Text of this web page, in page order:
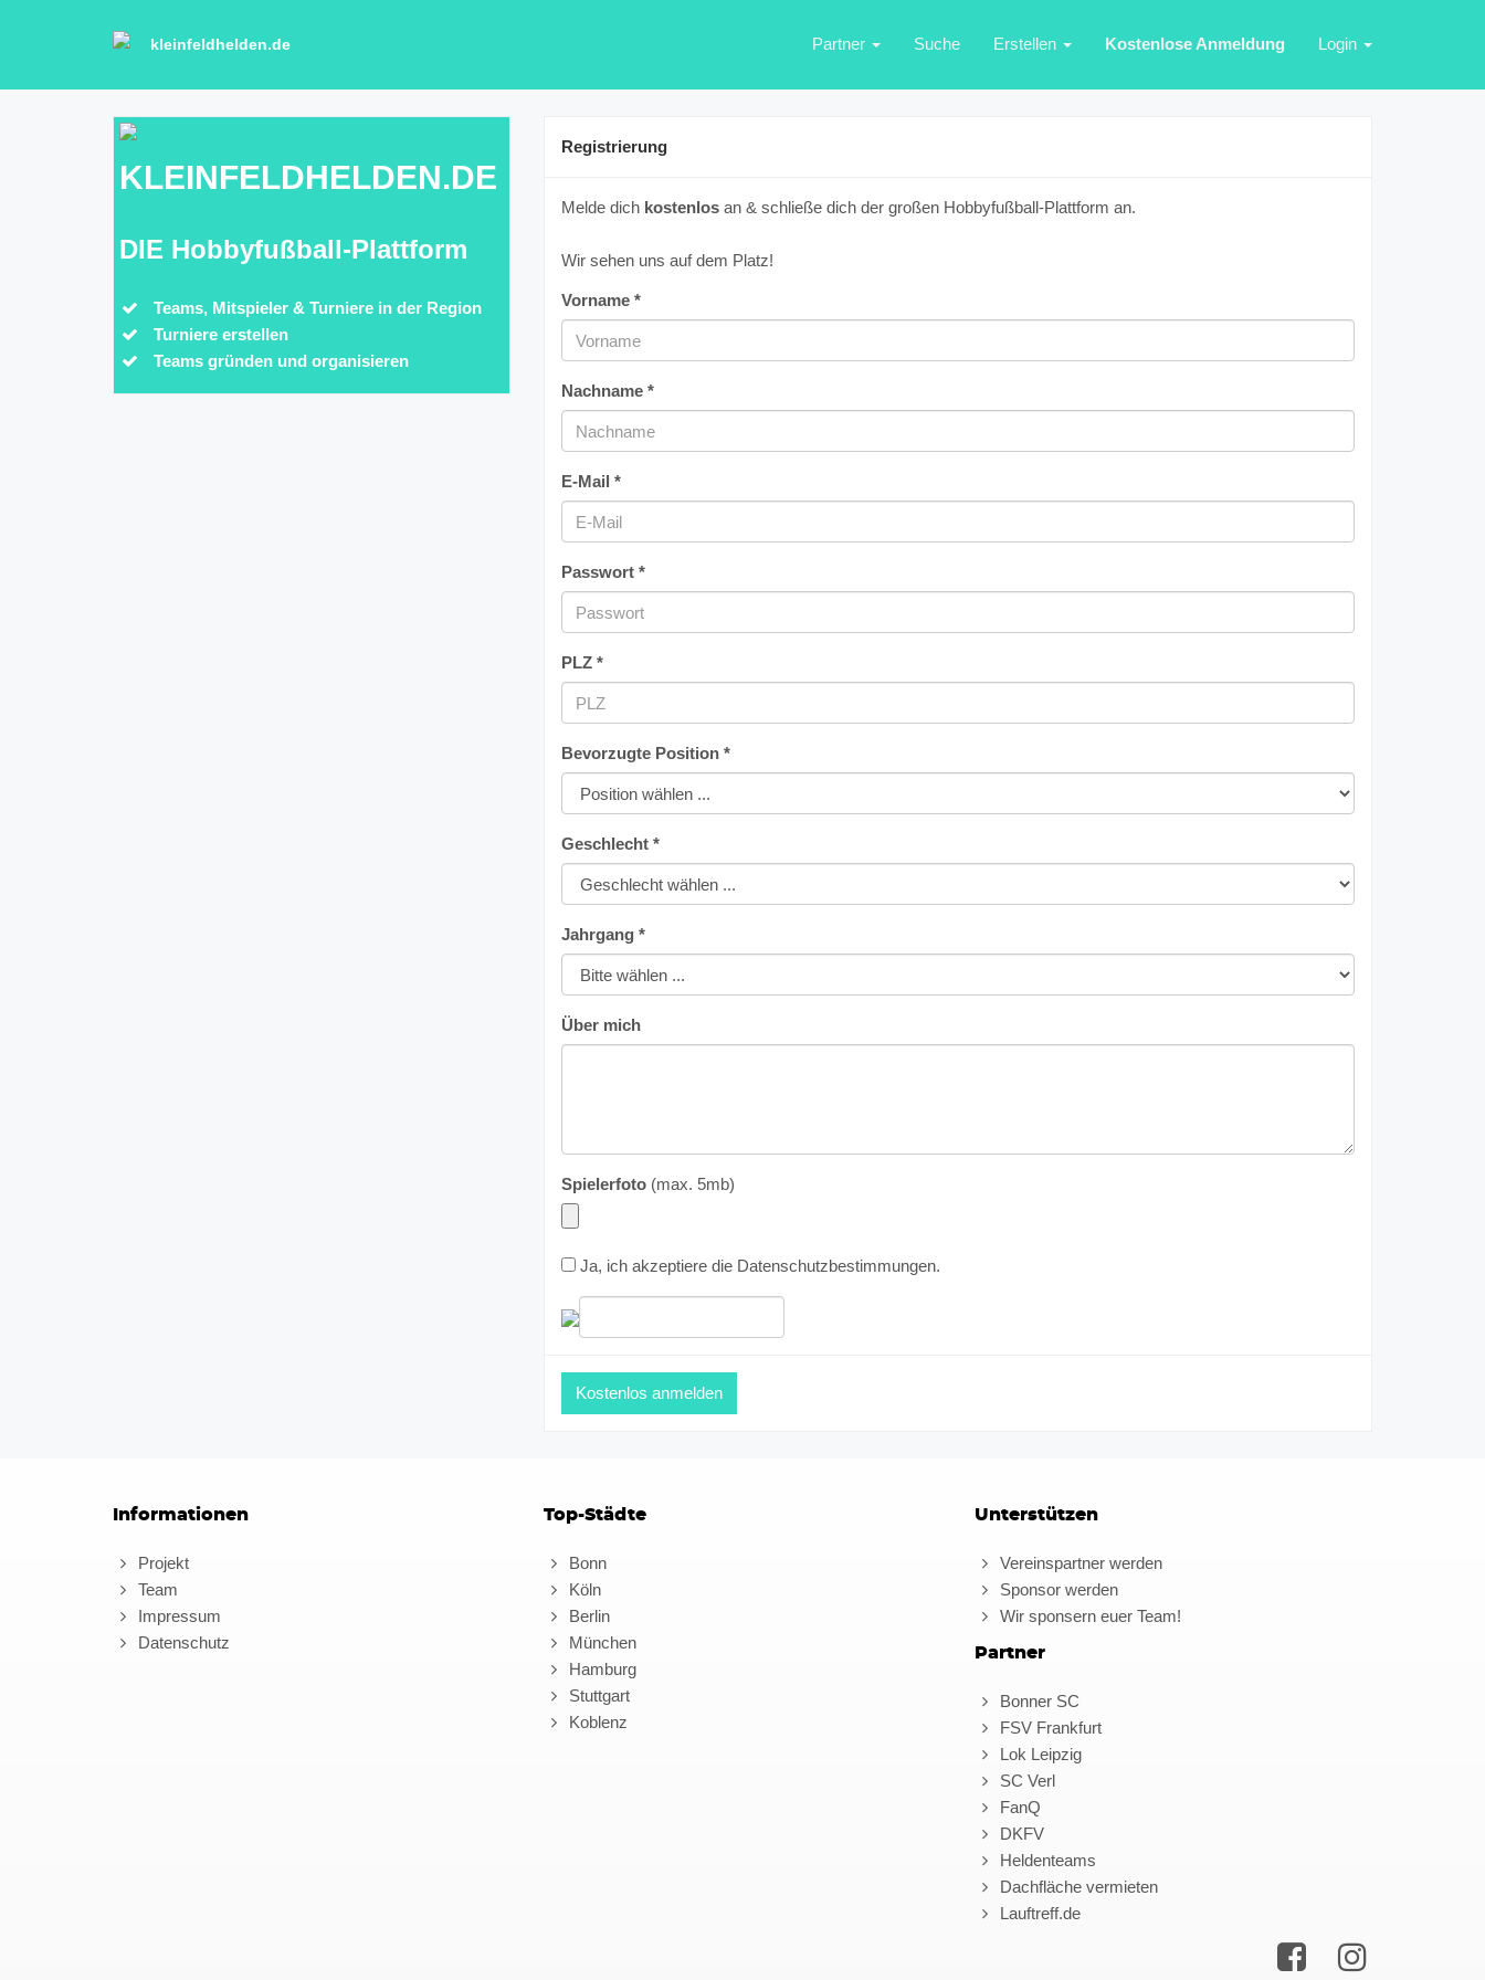
kleinfeldhelden.de Partner Suche Erstellen Kostenlose Anmeldung Login
KLEINFELDHELDEN.DE
DIE Hobbyfußball-Plattform
Teams, Mitspieler & Turniere in der Region
Turniere erstellen
Teams gründen und organisieren
Registrierung
Melde dich kostenlos an & schließe dich der großen Hobbyfußball-Plattform an.
Wir sehen uns auf dem Platz!
Vorname *
Nachname *
E-Mail *
Passwort *
PLZ *
Bevorzugte Position *
Geschlecht *
Jahrgang *
Über mich
Spielerfoto (max. 5mb)
Ja, ich akzeptiere die Datenschutzbestimmungen.
Informationen
Projekt
Team
Impressum
Datenschutz
Top-Städte
Bonn
Köln
Berlin
München
Hamburg
Stuttgart
Koblenz
Unterstützen
Vereinspartner werden
Sponsor werden
Wir sponsern euer Team!
Partner
Bonner SC
FSV Frankfurt
Lok Leipzig
SC Verl
FanQ
DKFV
Heldenteams
Dachfläche vermieten
Lauftreff.de